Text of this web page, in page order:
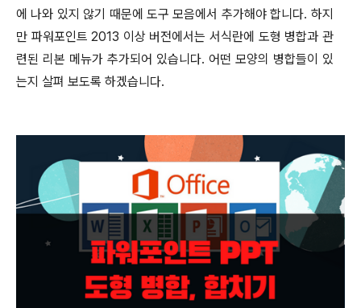
에 나와 있지 않기 때문에 도구 모음에서 추가해야 합니다. 하지
만 파워포인트2013 이상 버전에서는 서식란에 도형 병합과 관
련된 리본 메뉴가 추가되어 있습니다. 어떤 모양의 병합들이 있
는지 살펴 보도록 하겠습니다.